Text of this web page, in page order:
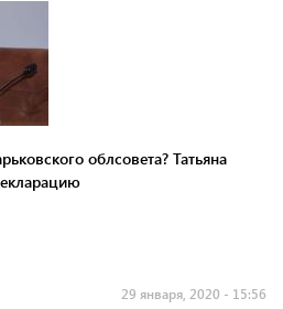
облсовета? Татьяна
29 января, 2020 - 15:56